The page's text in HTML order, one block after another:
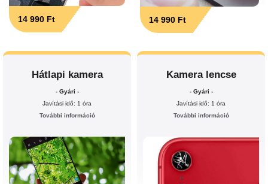
14 990 Ft 14 990 Ft
Hátlapi kamera
- Gyári -
Javítási idő: 1 óra
További információ
Kamera lencse
- Gyári -
Javítási idő: 1 óra
További információ